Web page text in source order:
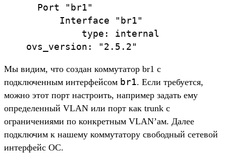
      Port "br1"
          Interface "br1"
              type: internal
    ovs_version: "2.5.2"
Мы видим, что создан коммутатор br1 с
подключенным интерфейсом br1. Если требуется,
можно этот порт настроить, например задать ему
определенный VLAN или порт как trunk с
ограничениями по конкретным VLAN’ам. Далее
подключим к нашему коммутатору свободный сетевой
интерфейс ОС.